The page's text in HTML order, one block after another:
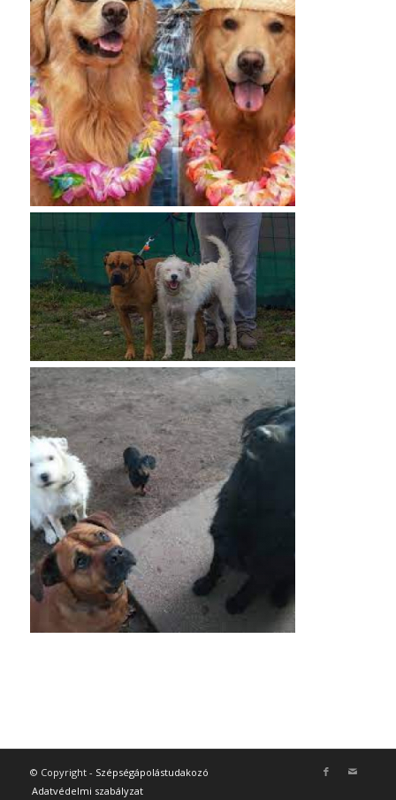
© Copyright - Szépségápolástudakozó
Adatvédelmi szabályzat